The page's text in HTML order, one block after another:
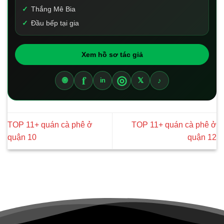
Thắng Mê Bia
Đầu bếp tại gia
Xem hồ sơ tác giả
🌐 f in ◎ 𝕏 ♪
TOP 11+ quán cà phê ở
quận 10
TOP 11+ quán cà phê ở
quận 12